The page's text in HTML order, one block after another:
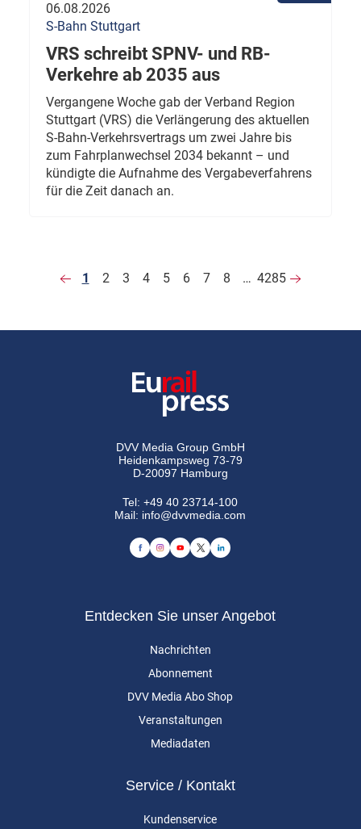
06.08.2026
S-Bahn Stuttgart
VRS schreibt SPNV- und RB-
Verkehre ab 2035 aus
Vergangene Woche gab der Verband Region
Stuttgart (VRS) die Verlängerung des aktuellen
S-Bahn-Verkehrsvertrags um zwei Jahre bis
zum Fahrplanwechsel 2034 bekannt – und
kündigte die Aufnahme des Vergabeverfahrens
für die Zeit danach an.
1 2 3 4 5 6 7 8 … 4285
DVV Media Group GmbH
Heidenkampsweg 73-79
D-20097 Hamburg
Tel:+49 40 23714-100
Mail: info@dvvmedia.com
Entdecken Sie unser Angebot
Nachrichten
Abonnement
DVV Media Abo Shop
Veranstaltungen
Mediadaten
Service / Kontakt
Kundenservice